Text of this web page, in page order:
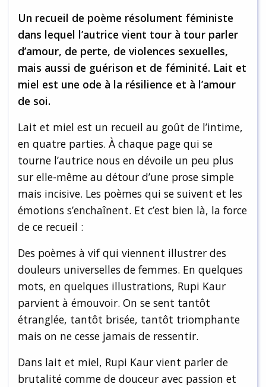
Un recueil de poème résolument féministe
dans lequel l’autrice vient tour à tour parler
d’amour, de perte, de violences sexuelles,
mais aussi de guérison et de féminité. Lait et
miel est une ode à la résilience et à l’amour
de soi.
Lait et miel est un recueil au goût de l’intime,
en quatre parties. À chaque page qui se
tourne l’autrice nous en dévoile un peu plus
sur elle-même au détour d’une prose simple
mais incisive. Les poèmes qui se suivent et les
émotions s’enchaînent. Et c’est bien là, la force
de ce recueil :
Des poèmes à vif qui viennent illustrer des
douleurs universelles de femmes. En quelques
mots, en quelques illustrations, Rupi Kaur
parvient à émouvoir. On se sent tantôt
étranglée, tantôt brisée, tantôt triomphante
mais on ne cesse jamais de ressentir.
Dans lait et miel, Rupi Kaur vient parler de
brutalité comme de douceur avec passion et